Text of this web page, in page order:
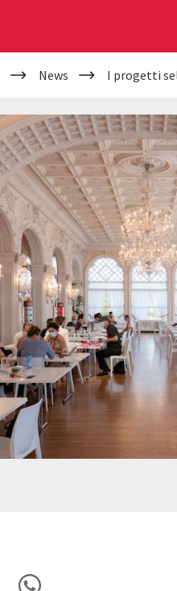
News I progetti